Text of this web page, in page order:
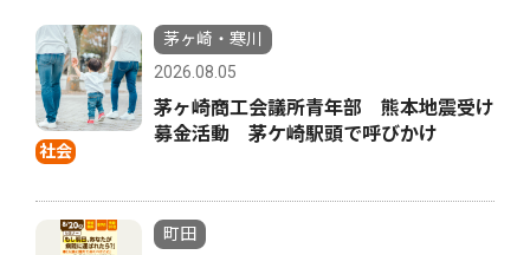
社会
茅ヶ崎・寒川
2026.08.05
茅ヶ崎商工会議所青年部 熊本地震受け
募金活動 茅ケ崎駅頭で呼びかけ
町田